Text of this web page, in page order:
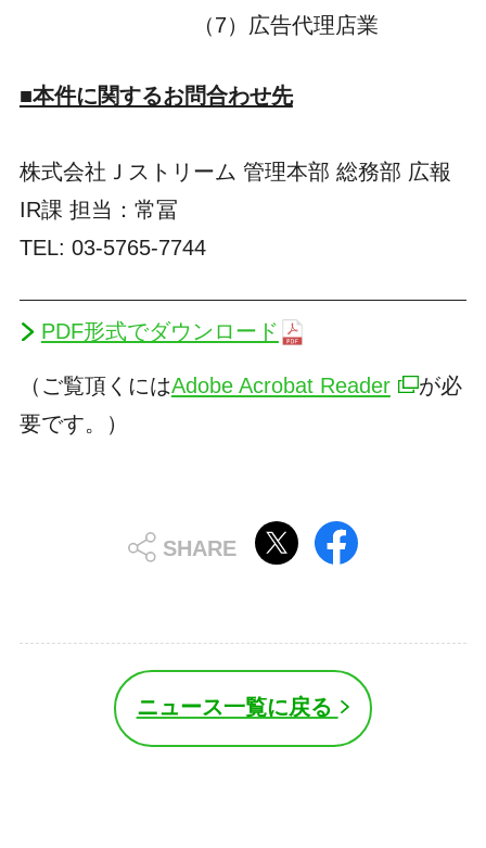
（7）広告代理店業
■本件に関するお問合わせ先
株式会社Ｊストリーム 管理本部 総務部 広報
IR課 担当：常冨
TEL: 03-5765-7744
PDF形式でダウンロード
（ご覧頂くにはAdobe Acrobat Reader
が必
要です。）
ニュース一覧に戻る